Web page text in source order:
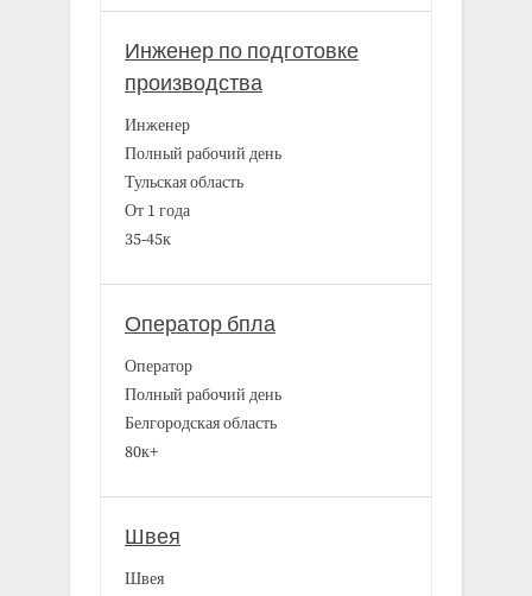
Инженер по подготовке
производства
Инженер
Полный рабочий день
Тульская область
От 1 года
35-45к
Оператор бпла
Оператор
Полный рабочий день
Белгородская область
80к+
Швея
Швея